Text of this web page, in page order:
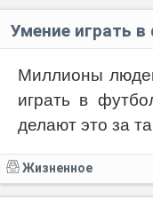
Умение играть в
Миллионы
играть в
делают это за
Жизненное